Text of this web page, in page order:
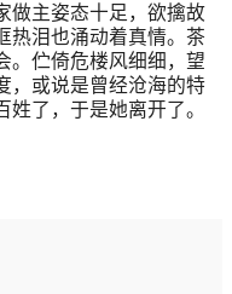
做主姿态十足，欲擒故
热泪也涌动着真情。茶
。伫倚危楼风细细，望
，或说是曾经沧海的特
了，于是她离开了。